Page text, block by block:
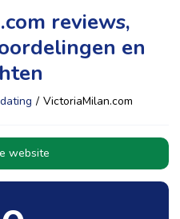
reviews,
en
/ VictoriaMilan.com
website